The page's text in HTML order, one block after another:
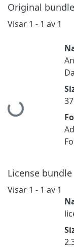
Original bundle
Visar 1 - 1 av 1
Hämtar...
License bundle
Visar 1 - 1 av 1